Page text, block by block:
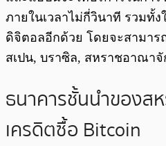
ภายในเวลาไม่กี่วินาที รวมทั้ง
ดิจิตอลอีกด้วย โดยจะสามาร
สเปน, บราซิล, สหราชอาณา
ธนาคารชั้นนำของส
เครดิตซื้อ Bitcoin